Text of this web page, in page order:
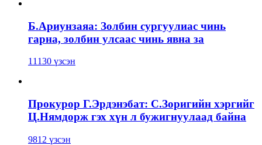
Б.Ариунзаяа: Золбин сургуулиас чинь
гарна, золбин улсаас чинь явна за
11130 үзсэн
Прокурор Г.Эрдэнэбат: С.Зоригийн хэргийг
Ц.Нямдорж гэх хүн л бужигнуулаад байна
9812 үзсэн